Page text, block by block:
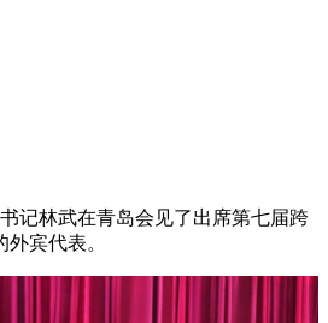
林武在青岛会见了出席第七届跨
宾代表。